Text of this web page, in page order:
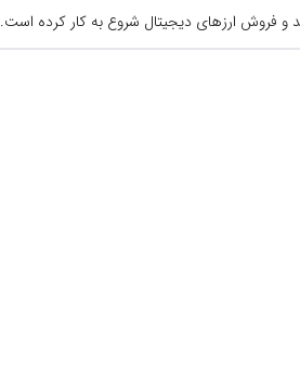
و فروش ارزهای دیجیتال شروع به کار کرده است.